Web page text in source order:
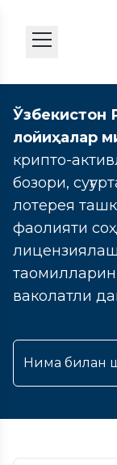
Ўзбекистон
лойиҳалар
крипто-
бозори,
лотерея
фаолияти
ваколатли
Нима билан